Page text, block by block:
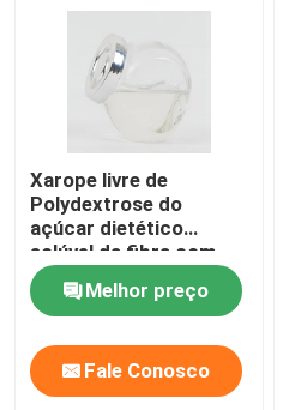
Xarope livre de
Polydextrose do
açúcar dietético
solúvel da fibra com
líquido mesmo de
Polydextrose da cor
clara para produtos
livres do açúcar
Melhor preço
Fale Conosco